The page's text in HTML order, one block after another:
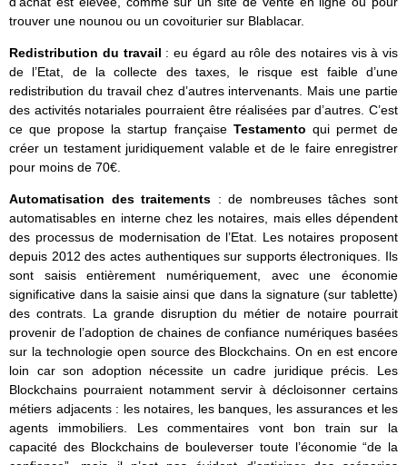
trouver une nounou ou un covoiturier sur Blablacar.
Redistribution du travail : eu égard au rôle des notaires vis à vis
de l’Etat, de la collecte des taxes, le risque est faible d’une
redistribution du travail chez d’autres intervenants. Mais une partie
des activités notariales pourraient être réalisées par d’autres. C’est
ce que propose la startup française Testamento qui permet de
créer un testament juridiquement valable et de le faire enregistrer
pour moins de 70€.
Automatisation des traitements : de nombreuses tâches sont
automatisables en interne chez les notaires, mais elles dépendent
des processus de modernisation de l’Etat. Les notaires proposent
depuis 2012 des actes authentiques sur supports électroniques. Ils
sont saisis entièrement numériquement, avec une économie
significative dans la saisie ainsi que dans la signature (sur tablette)
des contrats. La grande disruption du métier de notaire pourrait
provenir de l’adoption de chaines de confiance numériques basées
sur la technologie open source des Blockchains. On en est encore
loin car son adoption nécessite un cadre juridique précis. Les
Blockchains pourraient notamment servir à décloisonner certains
métiers adjacents : les notaires, les banques, les assurances et les
agents immobiliers. Les commentaires vont bon train sur la
capacité des Blockchains de bouleverser toute l’économie “de la